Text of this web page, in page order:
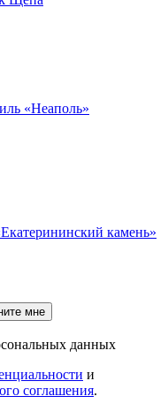
«Неаполь»
камень»
мне
данных
и
соглашения.